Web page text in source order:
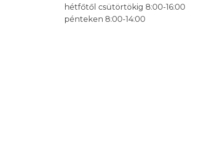
hétfőtől csütörtökig 8:00-16:00
pénteken 8:00-14:00